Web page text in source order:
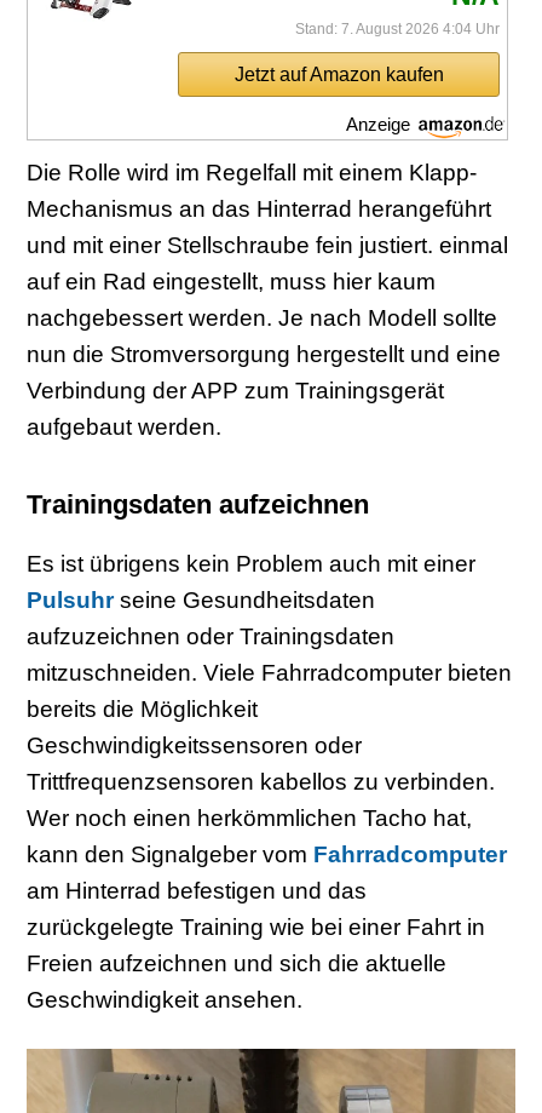
Stand: 7. August 2026 4:04 Uhr
Jetzt auf Amazon kaufen
Anzeige
Die Rolle wird im Regelfall mit einem Klapp-
Mechanismus an das Hinterrad herangeführt
und mit einer Stellschraube fein justiert. einmal
auf ein Rad eingestellt, muss hier kaum
nachgebessert werden. Je nach Modell sollte
nun die Stromversorgung hergestellt und eine
Verbindung der APP zum Trainingsgerät
aufgebaut werden.
Trainingsdaten aufzeichnen
Es ist übrigens kein Problem auch mit einer
Pulsuhrseine Gesundheitsdaten
aufzuzeichnen oder Trainingsdaten
mitzuschneiden. Viele Fahrradcomputer bieten
bereits die Möglichkeit
Geschwindigkeitssensoren oder
Trittfrequenzsensoren kabellos zu verbinden.
Wer noch einen herkömmlichen Tacho hat,
kann den Signalgeber vom Fahrradcomputer
am Hinterrad befestigen und das
zurückgelegte Training wie bei einer Fahrt in
Freien aufzeichnen und sich die aktuelle
Geschwindigkeit ansehen.